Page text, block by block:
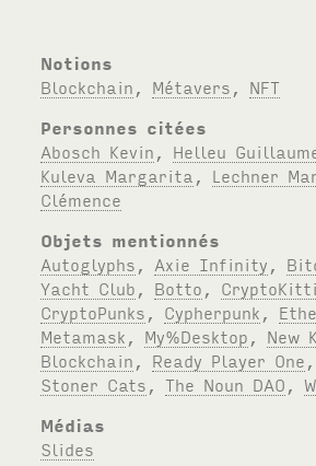
Notions
Blockchain
Métavers
NFT
Personnes citées
Abosch Kevin
Helleu
Kuleva Margarita
Lechner
Clémence
Objets mentionnés
Autoglyphs
Axie Infinity
Yacht Club
Botto
CryptoPunks
Cypherpunk
Metamask
My%Desktop
New
Blockchain
Ready Player One
Stoner Cats ,The Noun DAO ,
Médias
Slides